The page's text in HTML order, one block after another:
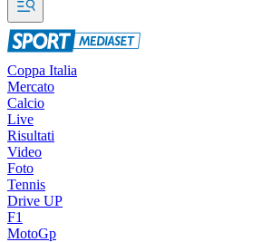
Coppa Italia
Mercato
Calcio
Live
Risultati
Video
Foto
Tennis
Drive UP
F1
MotoGp